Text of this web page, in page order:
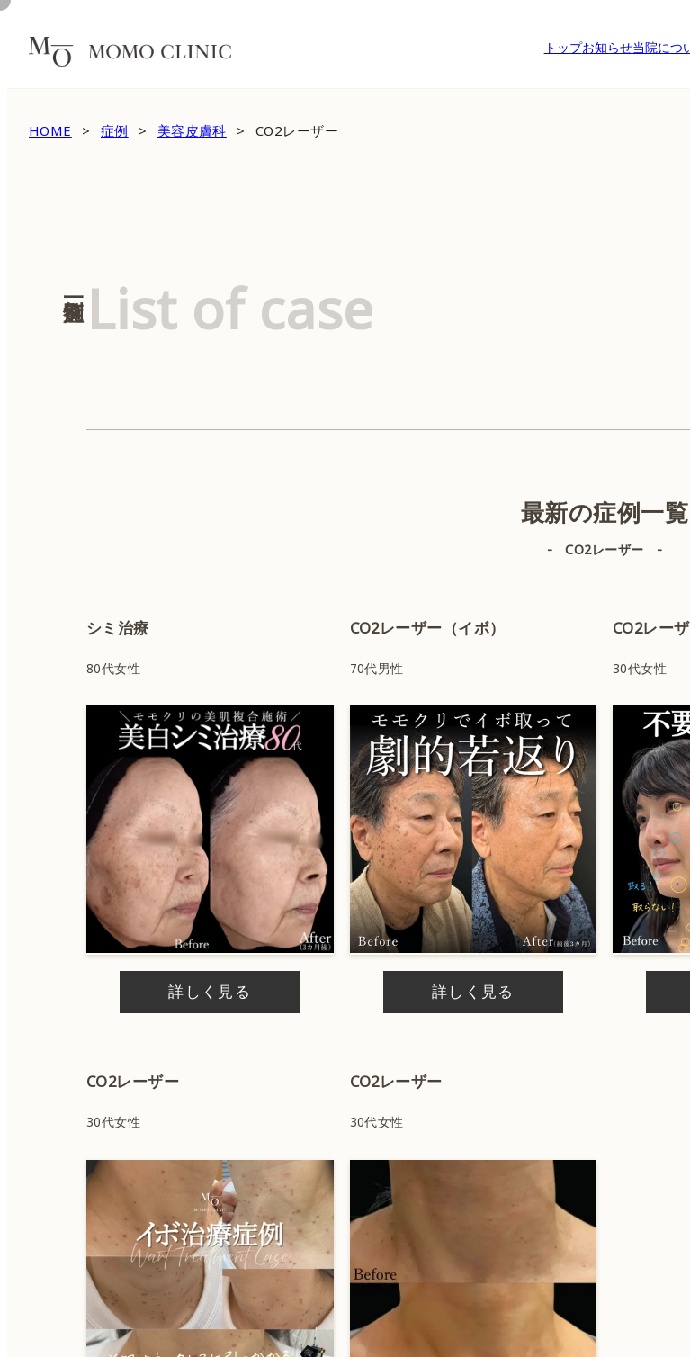
トップお知らせ当院につ
HOME 症例 美容皮膚科 CO2レーザー
List of case
ルビーレーザー CO2レーザー
サーマジェン ハイフ＋サーマジェン
ハイドラジェントル ピーリング
ニキビ治療 ダイエット・痩身
外用薬
最新の症例一覧
- CO2レーザー -
シミ治療
80代女性
詳しく見る
CO2レーザー（イボ）
70代男性
詳しく見る
CO2レー
30代女性
CO2レーザー
30代女性
CO2レーザー
30代女性